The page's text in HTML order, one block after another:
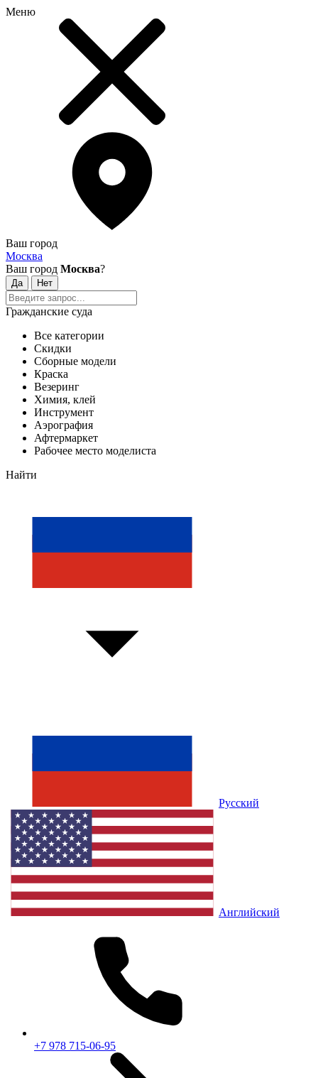
Меню
Ваш город
Москва
Ваш город Москва?
Гражданские суда
Все категории
Скидки
Сборные модели
Краска
Везеринг
Химия, клей
Инструмент
Аэрография
Афтермаркет
Рабочее место моделиста
Найти
Русский
Английский
+7 978 715-06-95